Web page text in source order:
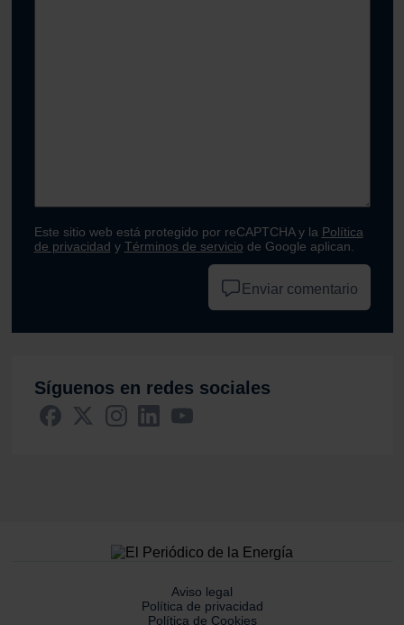
Este sitio web está protegido por reCAPTCHA y la Política
de privacidad y Términos de servicio de Google aplican.
Enviar comentario
Síguenos en redes sociales
Aviso legal
Política de privacidad
Política de Cookies